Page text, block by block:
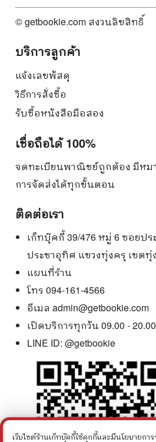
© getbookie.com สงวนลิขสิทธิ์
บริการลูกค้า
แจ้งเลขพัสดุ
วิธีการสั่งซื้อ
รับซื้อหนังสือมือสอง
เชื่อถือได้ 100%
จดทะเบียนพาณิชย์ถูกต้อง มีหม
การจัดส่งได้ทุกขั้นตอน
ติดต่อเรา
เก็ทบุ๊คกี้ 39/476 หมู่ 6 ซอยป
ประชาอุทิศ แขวงทุ่งครุ เขตทุ่
แผนที่ร้าน
โทร 094-161-4566
อีเมล admin@getbookie.com
เปิดบริการทุกวัน 09.00 -
LINE ID: @getbookie
เว็บไซต์ร้านเก็ทบุ๊คกี้ใช้คุกกี้และมีนโยบายก